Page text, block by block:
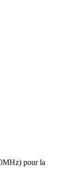
pour la